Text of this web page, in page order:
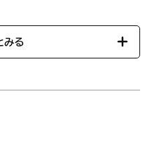
【HM】
【ハーマンコード】
みる